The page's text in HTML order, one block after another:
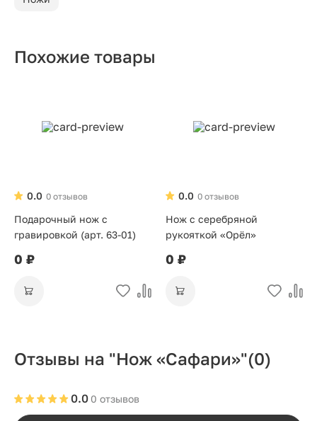
Похожие товары
0 отзывов
0.0
Подарочный нож с
гравировкой (арт. 63-01)
0 ₽
0 отзывов
0.0
Нож с серебряной
рукояткой «Орёл»
0 ₽
Отзывы на "Нож «Сафари»"(0)
0 отзывов
0.0